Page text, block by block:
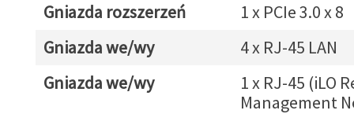
Gniazda rozszerzeń
1 x PCIe 3.0 x 8
Gniazda we/wy
4 x RJ-45 LAN
Gniazda we/wy
1 x RJ-45 (iLO
Management